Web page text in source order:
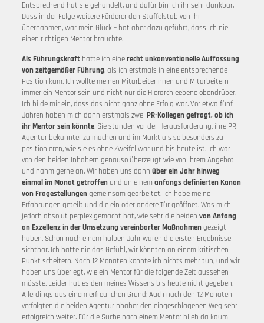
Entsprechend hat sie gehandelt, und dafür bin ich ihr sehr dankbar.
Dass in der Folge weitere Förderer den Staffelstab von ihr
übernahmen, war mein Glück – hat aber dazu geführt, dass ich nie
einen richtigen Mentor brauchte.
Als Führungskrafthatte ich einerecht unkonventionelle Auffassung
von zeitgemäßer Führung, als ich erstmals in eine entsprechende
Position kam. Ich wollte meinen Mitarbeiterinnen und Mitarbeitern
immer ein Mentor sein und nicht nur die Hierarchieebene obendrüber.
Ich bilde mir ein, dass das nicht ganz ohne Erfolg war. Vor etwa fünf
Jahren haben mich dann erstmals zwei PR-Kollegen gefragt, ob ich
ihr Mentor sein könnte. Sie standen vor der Herausforderung, ihre PR-
Agentur bekannter zu machen und im Markt als so besonders zu
positionieren, wie sie es ohne Zweifel war und bis heute ist. Ich war
von den beiden Inhabern genauso überzeugt wie von ihrem Angebot
und nahm gerne an. Wir haben uns dann über ein Jahr hinweg
einmal im Monat getroffenund an einem anfangs definierten Kanon
von Fragestellungengemeinsam gearbeitet. Ich habe meine
Erfahrungen geteilt und die ein oder andere Tür geöffnet. Was mich
jedoch absolut perplex gemacht hat, wie sehr die beiden von Anfang
an Exzellenz in der Umsetzung vereinbarter Maßnahmengezeigt
haben. Schon nach einem halben Jahr waren die ersten Ergebnisse
sichtbar. Ich hatte nie das Gefühl, wir könnten an einem kritischen
Punkt scheitern. Nach 12 Monaten konnte ich nichts mehr tun, und wir
haben uns überlegt, wie ein Mentor für die folgende Zeit aussehen
müsste. Leider hat es den meines Wissens bis heute nicht gegeben.
Allerdings aus einem erfreulichen Grund: Auch nach den 12 Monaten
verfolgten die beiden Agenturinhaber den eingeschlagenen Weg sehr
erfolgreich weiter. Für die Suche nach einem Mentor blieb da kaum